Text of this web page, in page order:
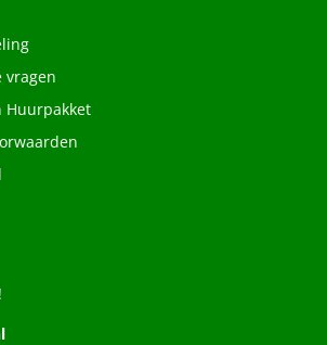
vragen
Huurpakket